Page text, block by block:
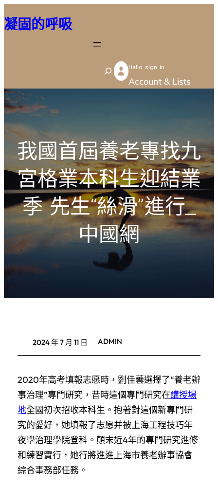
至
容
凝固的呼吸
S
e
h
Hello sign in
Account & Lists
我國首屆養老專找九
宮格業本科生迎結業
季 先生“絲滑”進行_
中國網
2024 年 7 月 11 日 ADMIN
2020年高考填報志愿時，劉佳蕓選擇了“養老辦
事治理”專門研究，昔時這個專門研究在講授場
地全國初次招收本科生。抱著對這個新專門研
究的愛好，她填報了志愿并被上海工程技巧年
夜學治理學院登科。顛末近4年的專門研究進修
和練習實行，她行將進進上海市養老辦事協會
綜合事務部任務。